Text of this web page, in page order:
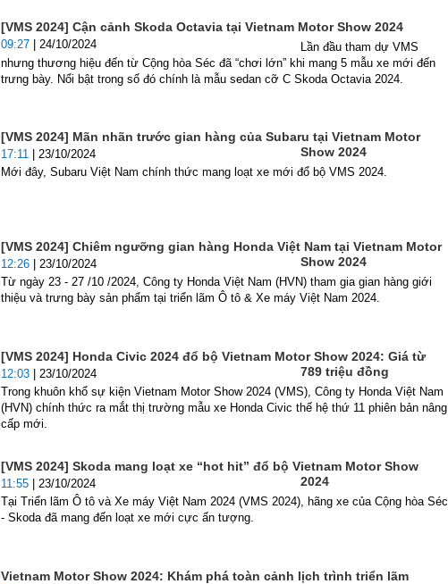
[VMS 2024] Cận cảnh Skoda Octavia tại Vietnam Motor Show 2024
09:27 | 24/10/2024
Lần đầu tham dự VMS
nhưng thương hiệu đến từ Cộng hòa Séc đã “chơi lớn” khi mang 5 mẫu xe mới đến
trưng bày. Nổi bật trong số đó chính là mẫu sedan cỡ C Skoda Octavia 2024.
[VMS 2024] Mãn nhãn trước gian hàng của Subaru tại Vietnam Motor
Show 2024
17:11 | 23/10/2024
Mới đây, Subaru Việt Nam chính thức mang loạt xe mới đổ bộ VMS 2024.
[VMS 2024] Chiêm ngưỡng gian hàng Honda Việt Nam tại Vietnam Motor
Show 2024
12:26 | 23/10/2024
Từ ngày 23 - 27 /10 /2024, Công ty Honda Việt Nam (HVN) tham gia gian hàng giới
thiệu và trưng bày sản phẩm tại triển lãm Ô tô & Xe máy Việt Nam 2024.
[VMS 2024] Honda Civic 2024 đổ bộ Vietnam Motor Show 2024: Giá từ
789 triệu đồng
12:03 | 23/10/2024
Trong khuôn khổ sự kiện Vietnam Motor Show 2024 (VMS), Công ty Honda Việt Nam
(HVN) chính thức ra mắt thị trường mẫu xe Honda Civic thế hệ thứ 11 phiên bản nâng
cấp mới.
[VMS 2024] Skoda mang loạt xe “hot hit” đổ bộ Vietnam Motor Show
2024
11:55 | 23/10/2024
Tại Triển lãm Ô tô và Xe máy Việt Nam 2024 (VMS 2024), hãng xe của Cộng hòa Séc
- Skoda đã mang đến loạt xe mới cực ấn tượng.
Vietnam Motor Show 2024: Khám phá toàn cảnh lịch trình triển lãm